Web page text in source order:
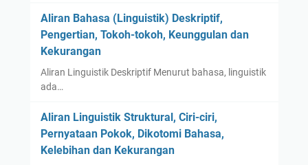
Aliran Bahasa (Linguistik) Deskriptif,
Pengertian, Tokoh-tokoh, Keunggulan dan
Kekurangan
Aliran Linguistik Deskriptif Menurut bahasa, linguistik
ada…
Aliran Linguistik Struktural, Ciri-ciri,
Pernyataan Pokok, Dikotomi Bahasa,
Kelebihan dan Kekurangan